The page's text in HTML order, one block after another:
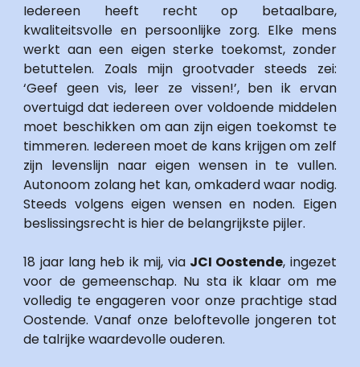
Iedereen heeft recht op betaalbare,
kwaliteitsvolle en persoonlijke zorg. Elke mens
werkt aan een eigen sterke toekomst, zonder
betuttelen. Zoals mijn grootvader steeds zei:
‘Geef geen vis, leer ze vissen!’, ben ik ervan
overtuigd dat iedereen over voldoende middelen
moet beschikken om aan zijn eigen toekomst te
timmeren. Iedereen moet de kans krijgen om zelf
zijn levenslijn naar eigen wensen in te vullen.
Autonoom zolang het kan, omkaderd waar nodig.
Steeds volgens eigen wensen en noden. Eigen
beslissingsrecht is hier de belangrijkste pijler.
18 jaar lang heb ik mij, via JCI Oostende, ingezet
voor de gemeenschap. Nu sta ik klaar om me
volledig te engageren voor onze prachtige stad
Oostende. Vanaf onze beloftevolle jongeren tot
de talrijke waardevolle ouderen.